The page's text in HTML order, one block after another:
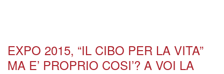
EXPO 2015, “IL CIBO PER LA VITA”
MA E’ PROPRIO COSI’? A VOI LA